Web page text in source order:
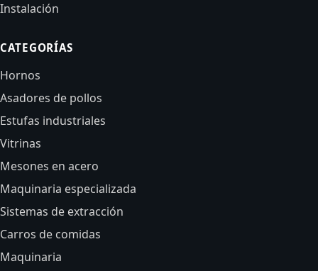
Instalación
CATEGORÍAS
Hornos
Asadores de pollos
Estufas industriales
Vitrinas
Mesones en acero
Maquinaria especializada
Sistemas de extracción
Carros de comidas
Maquinaria